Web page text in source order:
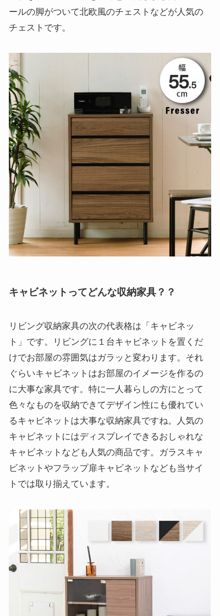
ールの脚がついて北欧風のチェストなどが人気の
チェストです。
キャビネットってどんな収納家具？？
リビング収納家具の次の代表格は「キャビネッ
ト」です。リビングに１台キャビネットを置くだ
けでお部屋の雰囲気はガラッと変わります。それ
ぐらいキャビネットはお部屋のイメージを作るの
に大事な家具です。特に一人暮らしの方にとって
色々なものを収納できてデザイン性にも優れてい
るキャビネットは大事な収納家具ですね。人気の
キャビネットにはディスプレイできるおしゃれな
キャビネットなども人気の商品です。ガラスキャ
ビネットやフラップ扉キャビネットなども当サイ
トでは取り揃えています。